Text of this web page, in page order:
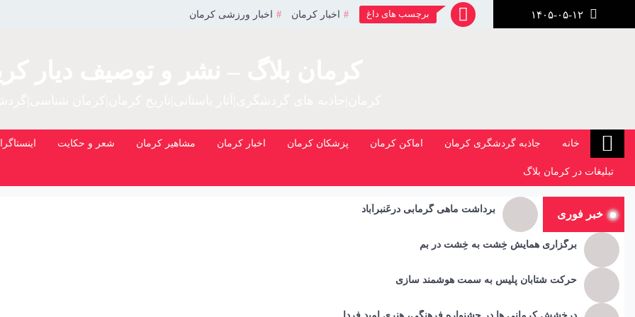
برچسب های داغ اخبار کرمان اخبار ورزشی کرمان
خانه جاذبه گردشگری کرمان اماکن کرمان پزشکان کرمان اخبار کرمان مشاهیر کرمان شعر و حکایت
تبلیغات در کرمان بلاگ
خبر فوری برداشت ماهی گرمابی درعَنبرآباد
برگزاری همایش خِشت به خِشت در بم
حرکت شتابان پلیس به سمت هوشمند سازی